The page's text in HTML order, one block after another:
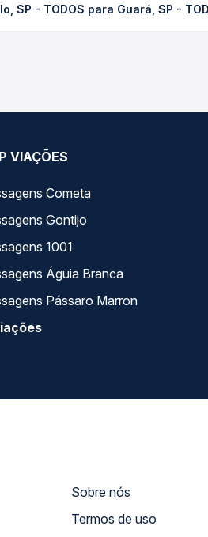
você compara os preços de
SP - TODOS para Guará, SP -
VIAÇÕES
Cometa
Gontijo
1001
Águia Branca
Pássaro Marron
Sobre nós
Termos de uso